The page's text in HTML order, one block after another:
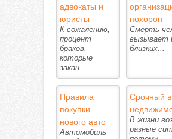
адвокаты и
юристы
К сожалению,
процент
браков,
которые
закан...
похорон
Смерть
вызывает
близких...
Правила
покупки
нового авто
Автомобиль
Срочный
В жизни
разные